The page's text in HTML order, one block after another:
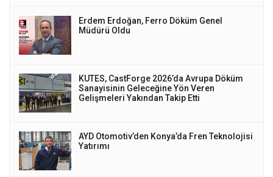
Erdem Erdoğan, Ferro Döküm Genel
Müdürü Oldu
KUTES, CastForge 2026’da Avrupa Döküm
Sanayisinin Geleceğine Yön Veren
Gelişmeleri Yakından Takip Etti
AYD Otomotiv’den Konya’da Fren Teknolojisi
Yatırımı